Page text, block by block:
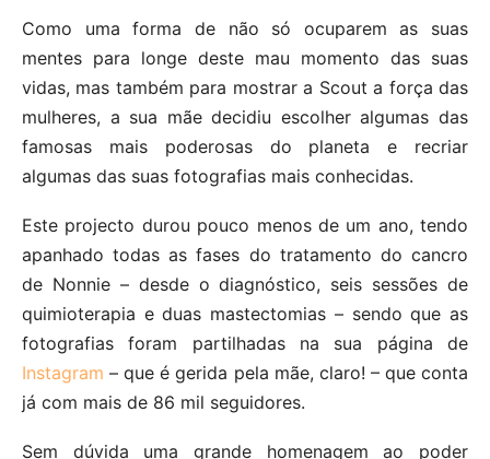
Como uma forma de não só ocuparem as suas
mentes para longe deste mau momento das suas
vidas, mas também para mostrar a Scout a força das
mulheres, a sua mãe decidiu escolher algumas das
famosas mais poderosas do planeta e recriar
algumas das suas fotografias mais conhecidas.
Este projecto durou pouco menos de um ano, tendo
apanhado todas as fases do tratamento do cancro
de Nonnie – desde o diagnóstico, seis sessões de
quimioterapia e duas mastectomias – sendo que as
fotografias foram partilhadas na sua página de
Instagram – que é gerida pela mãe, claro! – que conta
já com mais de 86 mil seguidores.
Sem dúvida uma grande homenagem ao poder